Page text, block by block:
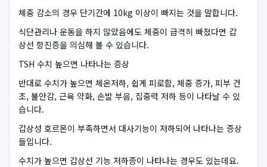
체중 감소의 경우 단기간에 10kg 이상이 빠지는 것을 말합니다.
식단관리나 운동을 하지 않았음에도 체중이 급격히 빠졌다면 갑
상선 항진증을 의심해 볼 수 있습니다.
TSH 수치 높으면 나타나는 증상
반대로 수치가 높으면 체온저하, 쉽게 피로함, 체중 증가, 피부 건
조, 불안감, 근육 약화, 손발 부음, 집중력 저하 등이 나타날 수 있
습니다.
갑상성 호르몬이 부족하면서 대사기능이 저하되어 나타나는 증상
들입니다.
수치가 높으면 갑상선 기능 저하증이 나타나는 경우도 있는데요.